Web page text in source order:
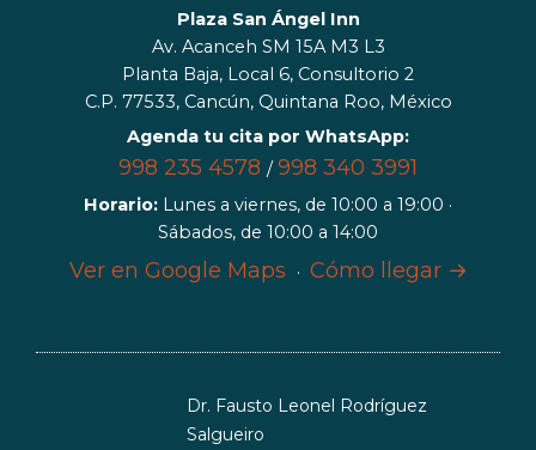
Plaza San Ángel Inn
Av. Acanceh SM 15A M3 L3
Planta Baja, Local 6, Consultorio 2
C.P. 77533, Cancún, Quintana Roo, México
Agenda tu cita por WhatsApp:
998 235 4578 /998 340 3991
Horario: Lunes a viernes, de 10:00 a 19:00 ·
Sábados, de 10:00 a 14:00
Ver en Google Maps · Cómo llegar →
Dr. Fausto Leonel Rodríguez
Salgueiro